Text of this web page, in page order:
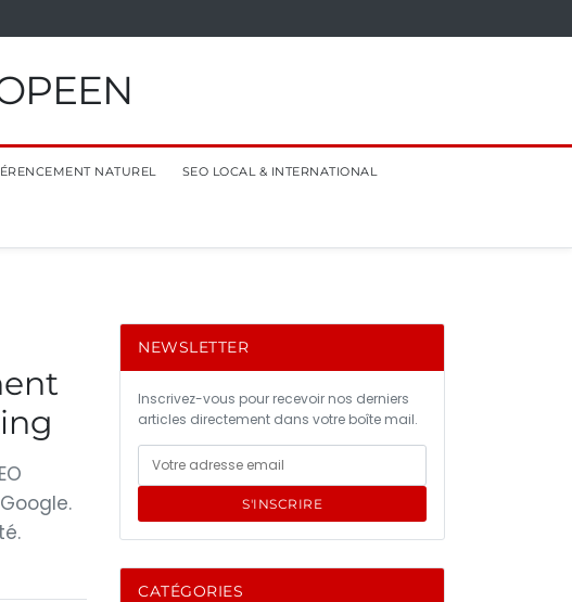
NATUREL SEO LOCAL & INTERNATIONAL
NEWSLETTER
Inscrivez-vous pour recevoir nos derniers
articles directement dans votre boîte mail.
S'INSCRIRE
CATÉGORIES